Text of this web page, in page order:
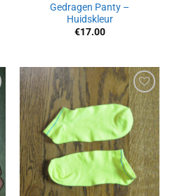
Gedragen Panty –
Huidskleur
€17.00
Aan
verlanglijst
toevoegen